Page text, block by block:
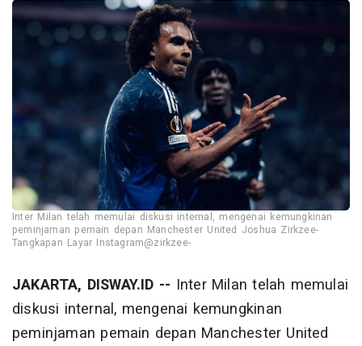
Inter Milan telah memulai diskusi internal, mengenai kemungkinan
peminjaman pemain depan Manchester United Joshua Zirkzee-
Tangkapan Layar Instagram@zirkzee-
JAKARTA, DISWAY.ID -- Inter Milan telah memulai
diskusi internal, mengenai kemungkinan
peminjaman pemain depan Manchester United